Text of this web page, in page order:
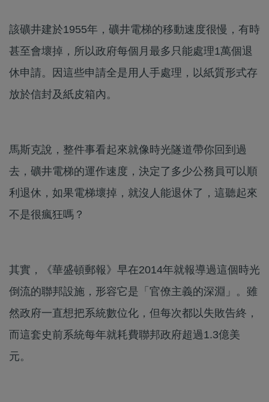
該礦井建於1955年，礦井電梯的移動速度很慢，有時
甚至會壞掉，所以政府每個月最多只能處理1萬個退
休申請。因這些申請全是用人手處理，以紙質形式存
放於信封及紙皮箱內。
馬斯克說，整件事看起來就像時光隧道帶你回到過
去，礦井電梯的運作速度，決定了多少公務員可以順
利退休，如果電梯壞掉，就沒人能退休了，這聽起來
不是很瘋狂嗎？
其實，《華盛頓郵報》早在2014年就報導過這個時光
倒流的聯邦設施，形容它是「官僚主義的深淵」。雖
然政府一直想把系統數位化，但每次都以失敗告終，
而這套史前系統每年就耗費聯邦政府超過1.3億美
元。